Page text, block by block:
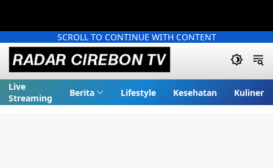
SCROLL TO CONTINUE WITH CONTENT
Live
Streaming
Berita Lifestyle Kesehatan Kuliner